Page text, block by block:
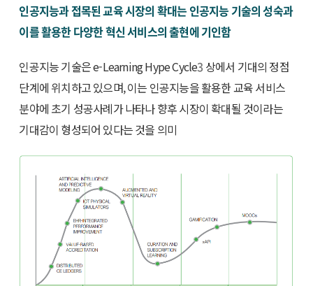
인공지능과 접목된 교육 시장의 확대는 인공지능 기술의 성숙과
이를 활용한 다양한 혁신 서비스의 출현에 기인함
인공지능 기술은 e-Learning Hype Cycle3 상에서 기대의 정점
단계에 위치하고 있으며, 이는 인공지능을 활용한 교육 서비스
분야에 초기 성공사례가 나타나 향후 시장이 확대될 것이라는
기대감이 형성되어 있다는 것을 의미